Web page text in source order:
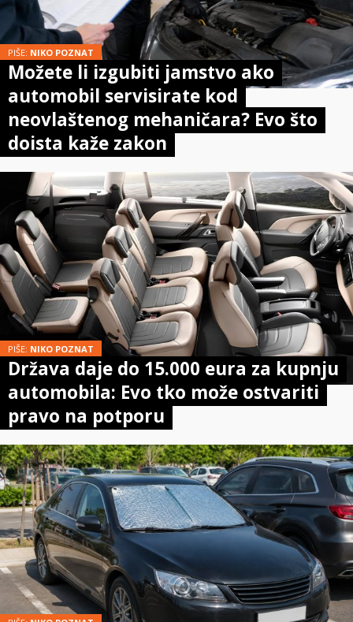
PIŠE: NIKO POZNAT
Možete li izgubiti jamstvo ako
automobil servisirate kod
neovlaštenog mehaničara? Evo što
doista kaže zakon
PIŠE: NIKO POZNAT
Država daje do 15.000 eura za kupnju
automobila: Evo tko može ostvariti
pravo na potporu